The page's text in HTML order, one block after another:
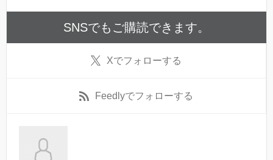
SNSでもご購読できます。
Xでフォローする
Feedlyでフォローする